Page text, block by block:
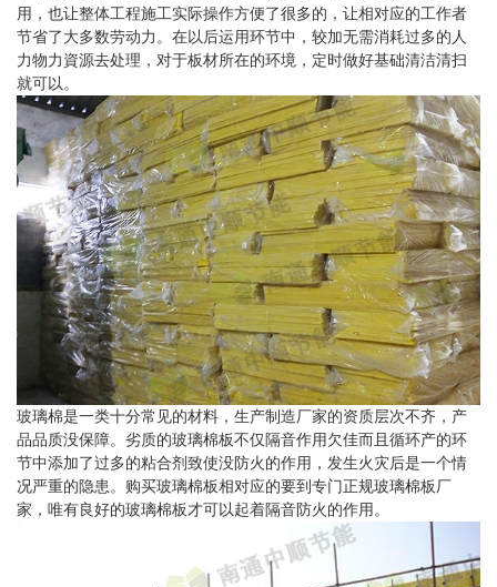
用，也让整体工程施工实际操作方便了很多的，让相对应的工作者
节省了大多数劳动力。在以后运用环节中，较加无需消耗过多的人
力物力資源去处理，对于板材所在的环境，定时做好基础清洁清扫
就可以。
玻璃棉是一类十分常见的材料，生产制造厂家的资质层次不齐，产
品品质没保障。劣质的玻璃棉板不仅隔音作用欠佳而且循环产的环
节中添加了过多的粘合剂致使没防火的作用，发生火灾后是一个情
况严重的隐患。购买玻璃棉板相对应的要到专门正规玻璃棉板厂
家，唯有良好的玻璃棉板才可以起着隔音防火的作用。